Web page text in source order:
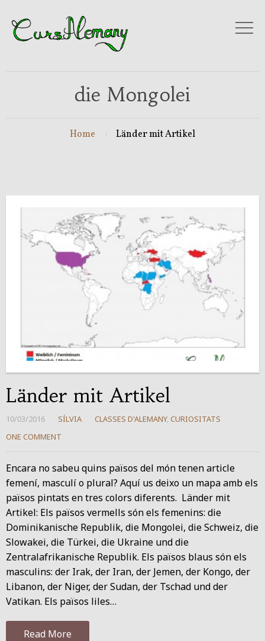
die Mongolei
Home Länder mit Artikel
Länder mit Artikel
10/03/2016 SÍLVIA CLASSES D'ALEMANY, CURIOSITATS
ONE COMMENT
Encara no sabeu quins països del món tenen article
femení, masculí o plural? Aquí us deixo un mapa amb els
països pintats en tres colors diferents. Länder mit
Artikel: Els països vermells són els femenins: die
Dominikanische Republik, die Mongolei, die Schweiz, die
Slowakei, die Türkei, die Ukraine und die
Zentralafrikanische Republik. Els països blaus són els
masculins: der Irak, der Iran, der Jemen, der Kongo, der
Libanon, der Niger, der Sudan, der Tschad und der
Vatikan. Els països liles…
Read More